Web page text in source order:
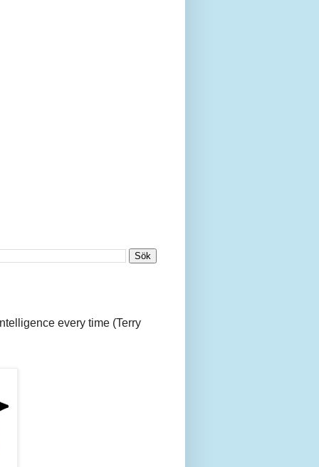
every time (Terry